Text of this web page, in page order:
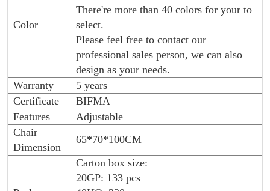
Color
There're more than 40 colors for your to
select.
Please feel free to contact our
professional sales person, we can also
design as your needs.
Warranty
5 years
Certificate
BIFMA
Features
Adjustable
Chair
Dimension
65*70*100CM
Carton box size:
20GP: 133 pcs